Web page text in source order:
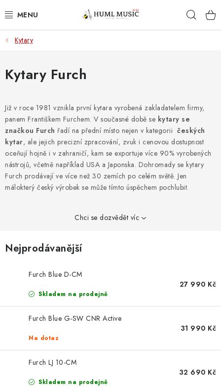
na
KYTARY
UKULELE
KLÁVESY
BICÍ
ZVUK
OSTATNÍ STRUNNÉ NÁSTROJE
AKCE A SLEVY
KONTAKTY
O E-SHOPU
ODSTOUPENÍ OD SMLOUVY
Kytary
Kytary Furch
Již v roce 1981 vznikla první kytara vyrobená zakladatelem firmy,
panem Františkem Furchem. V současné době se kytary se
značkou Furch řadí na přední místo nejen v kategorii českých
kytar, ale jejich precizní zpracování, zvuk i cenovou dostupnost
oceňují hojně i v zahraničí, kam se exportuje více 90% vyrobených
nástrojů, včetně například USA a Japonska. Dohromady se kytary
Furch prodávají ve více než 30 zemích po celém světě. Jen
málokterý český výrobek se může tímto úspěchem pochlubit.
Chci se dozvědět víc
Nejprodávanější
Furch Blue D-CM
Skladem na prodejně
27 990 Kč
Furch Blue G-SW CNR Active
Na dotaz
31 990 Kč
Furch LJ 10-CM
Skladem na prodejně
32 690 Kč